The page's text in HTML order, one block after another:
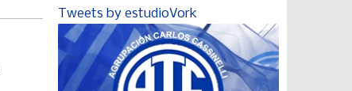
Tweets by estudioVork